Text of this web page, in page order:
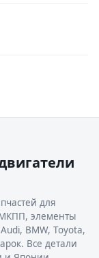
для
элементы
BMW, Toyota,
Все детали